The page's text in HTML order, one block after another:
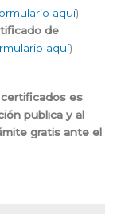
aquí)
de
aquí)
es
publica y al
gratis ante el